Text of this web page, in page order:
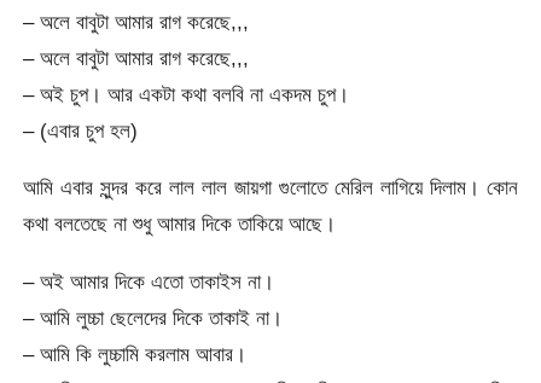
– অলে বাবুটা আমার রাগ করেছে,,,
– অলে বাবুটা আমার রাগ করেছে,,,
– অই চুপ। আর একটা কথা বলবি না একদম চুপ।
– (এবার চুপ হল)
আমি এবার সুন্দর করে লাল লাল জায়গা গুলোতে মেরিল লাগিয়ে দিলাম। কোন
কথা বলতেছে না শুধু আমার দিকে তাকিয়ে আছে।
– অই আমার দিকে এতো তাকাইস না।
– আমি লুচ্চা ছেলেদের দিকে তাকাই না।
– আমি কি লুচ্চামি করলাম আবার।